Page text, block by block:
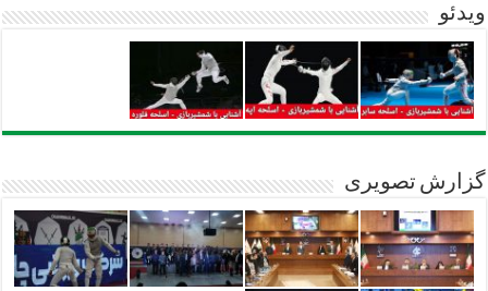
ویدئو
گزارش تصویری